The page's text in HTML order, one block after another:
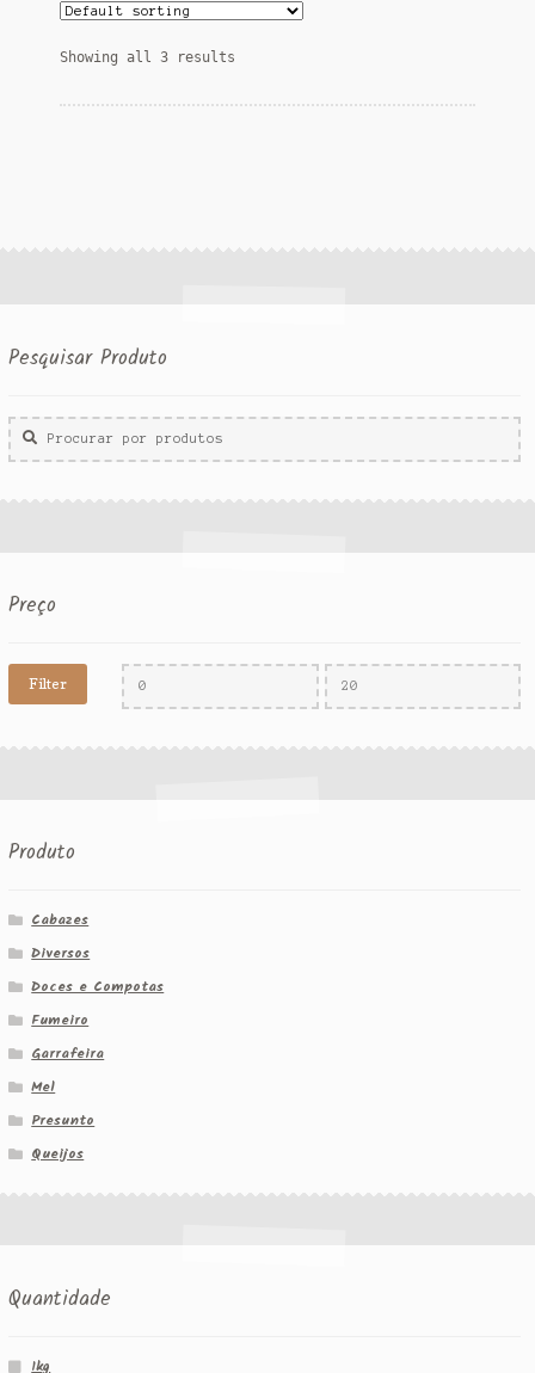
Showing all 3 results
Pesquisar Produto
Procurar
por:
Preço
Filter
Produto
Cabazes
Diversos
Doces e Compotas
Fumeiro
Garrafeira
Mel
Presunto
Queijos
Quantidade
1kg